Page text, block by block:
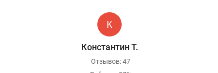
Константин Т.
Отзывов: 47